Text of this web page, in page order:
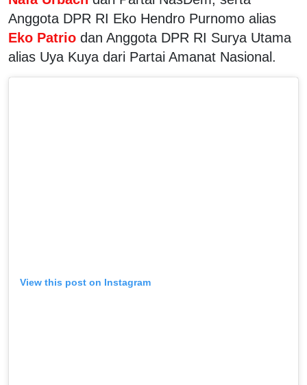
Anggota DPR RI Eko Hendro Purnomo alias
Eko Patrio dan Anggota DPR RI Surya Utama
alias Uya Kuya dari Partai Amanat Nasional.
View this post on Instagram